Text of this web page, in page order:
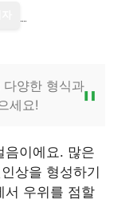
양한 형식과
세요!
음이에요. 많은
상을 형성하기
서 우위를 점할